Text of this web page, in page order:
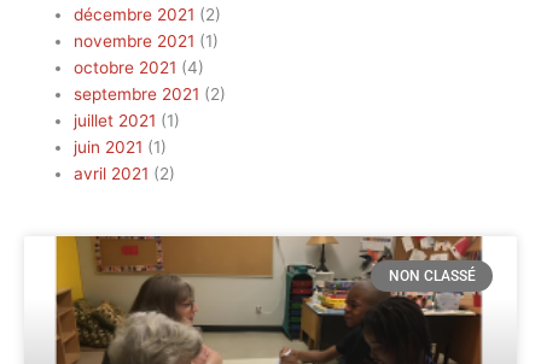
décembre 2021 (2)
novembre 2021 (1)
octobre 2021 (4)
septembre 2021 (2)
juillet 2021 (1)
juin 2021 (1)
avril 2021 (2)
NON CLASSÉ